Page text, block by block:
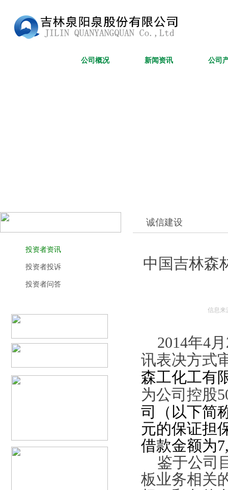
公司概况 新闻资讯 公司
投资者资讯
投资者投诉
投资者问答
诚信建设
中国吉林森
信息
2014年4月
讯表决方式
森工化工有
为公司控股
司（以下简
元的保证担
借款金额为
鉴于公司
板业务相关